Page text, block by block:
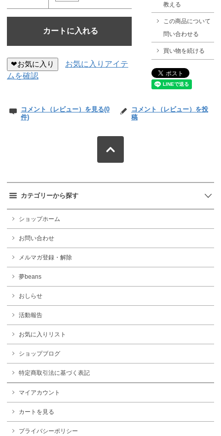
❤お気に入り
お気に入りアイテ
ムを確認
教える
この商品について
問い合わせる
買い物を続ける
コメント（レビュー）を見る(0
件)
コメント（レビュー）を投
稿
カテゴリーから探す
ショップホーム
お問い合わせ
メルマガ登録・解除
夢beans
おしらせ
活動報告
お気に入りリスト
ショップブログ
特定商取引法に基づく表記
マイアカウント
カートを見る
プライバシーポリシー